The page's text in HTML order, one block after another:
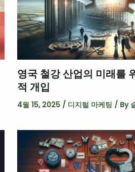
영국 철강 산업의 미래를
적 개입
4월 15, 2025 / 디지털 마케팅 / By